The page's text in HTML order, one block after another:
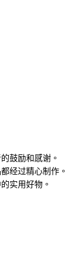
鼓励和感谢。
经过精心制作。
实用好物。